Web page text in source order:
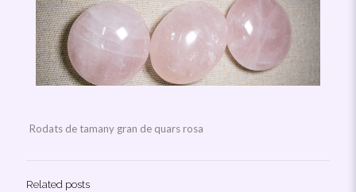
Rodats de tamany gran de quars rosa
Related posts